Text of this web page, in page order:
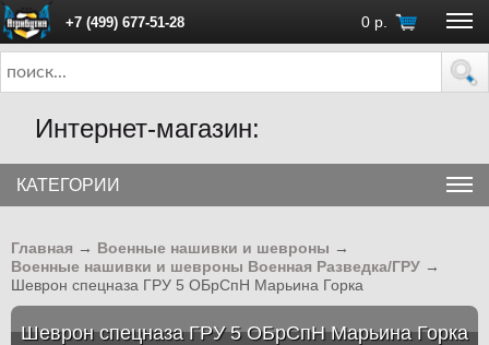
+7 (499) 677-51-28 0 р.
ПН - ПТ с 10:00 до 18:00 (Москва)
Интернет-магазин:
КАТЕГОРИИ
Главная → Военные нашивки и шевроны →
Военные нашивки и шевроны Военная Разведка/ГРУ →
Шеврон спецназа ГРУ 5 ОБрСпН Марьина Горка
Шеврон спецназа ГРУ 5 ОБрСпН Марьина Горка